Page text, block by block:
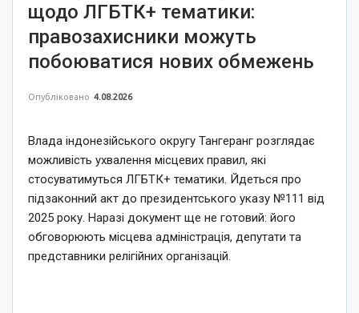
щодо ЛГБТК+ тематики:
правозахисники можуть
побоюватися нових обмежень
Опубліковано 4.08.2026
Влада індонезійського округу Тангеранг розглядає
можливість ухвалення місцевих правил, які
стосуватимуться ЛГБТК+ тематики. Йдеться про
підзаконний акт до президентського указу №111 від
2025 року. Наразі документ ще не готовий: його
обговорюють місцева адміністрація, депутати та
представники релігійних організацій.